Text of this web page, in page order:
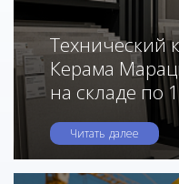
Технический
Керама
на складе по
Читать далее